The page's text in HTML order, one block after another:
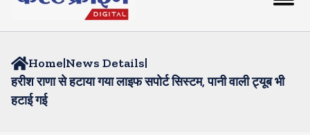
Home|News Details|
हरीश राणा से हटाया गया लाइफ सपोर्ट सिस्टम, पानी वाली ट्यूब भी
हटाई गई